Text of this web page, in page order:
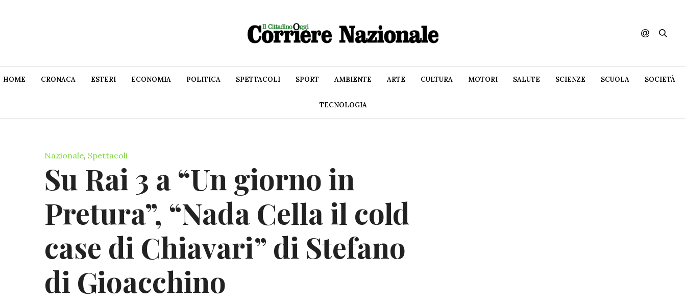
HOME CRONACA ESTERI ECONOMIA POLITICA SPETTACOLI SPORT AMBIENTE ARTE CULTURA MOTORI SALUTE SCIENZE SCUOLA SOCIETÀ
TECNOLOGIA
Nazionale, Spettacoli
Su Rai 3 a “Un giorno in
Pretura”, “Nada Cella il cold
case di Chiavari” di Stefano
di Gioacchino